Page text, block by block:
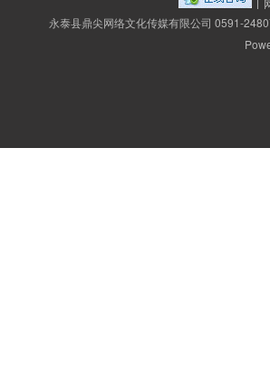
|
永泰县鼎尖网络文化传媒有限公司 0591-